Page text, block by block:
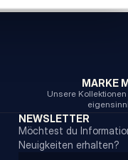
MARKE
Unsere
NEWSLETTER
Möchtest du
Neuigkeiten erhalten?